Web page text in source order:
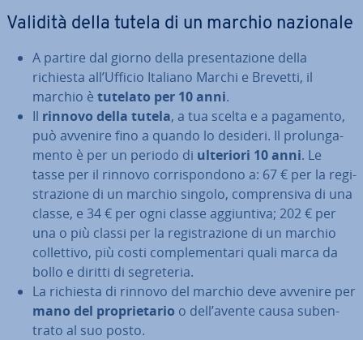
Validità della tutela di un marchio nazionale
A partire dal giorno della pre­sen­ta­zio­ne della
richiesta all’Ufficio Italiano Marchi e Brevetti, il
marchio è tutelato per 10 anni.
Il rinnovo della tutela, a tua scelta e a pagamento,
può avvenire fino a quando lo desideri. Il pro­lun­ga­
men­to è per un periodo di ulteriori 10 anni. Le
tasse per il rinnovo cor­ri­spon­do­no a: 67 € per la re­gi­
stra­zio­ne di un marchio singolo, com­pren­si­va di una
classe, e 34 € per ogni classe ag­giun­ti­va; 202 € per
una o più classi per la re­gi­stra­zio­ne di un marchio
col­let­ti­vo, più costi com­ple­men­ta­ri quali marca da
bollo e diritti di se­gre­te­ria.
La richiesta di rinnovo del marchio deve avvenire per
mano del pro­prie­ta­rio o dell’avente causa su­ben­
tra­to al suo posto.